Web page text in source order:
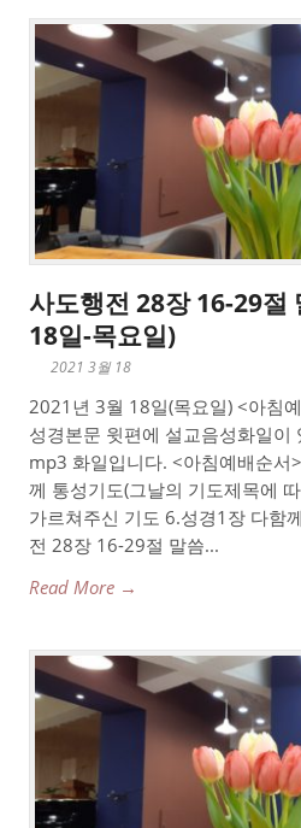
사도행전 28장 16-29절
18일-목요일)
2021 3월 18
2021년 3월 18일(목요일) <아침
성경본문 윗편에 설교음성화일이
mp3 화일입니다. <아침예배순서
께 통성기도(그날의 기도제목에
가르쳐주신 기도 6.성경1장 다함
전 28장 16-29절 말씀...
Read More →